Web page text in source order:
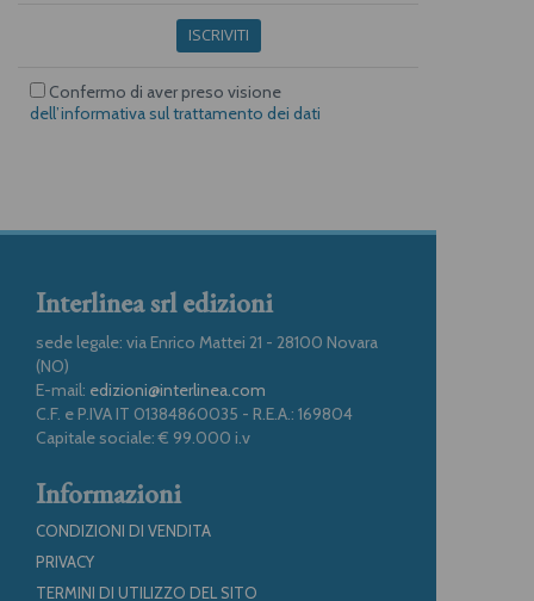
ISCRIVITI
Confermo di aver preso visione
dell’informativa sul trattamento dei dati
Interlinea srl edizioni
sede legale: via Enrico Mattei 21 - 28100 Novara
(NO)
E-mail: edizioni@interlinea.com
C.F. e P.IVA IT 01384860035 - R.E.A.: 169804
Capitale sociale: € 99.000 i.v
Informazioni
CONDIZIONI DI VENDITA
PRIVACY
TERMINI DI UTILIZZO DEL SITO